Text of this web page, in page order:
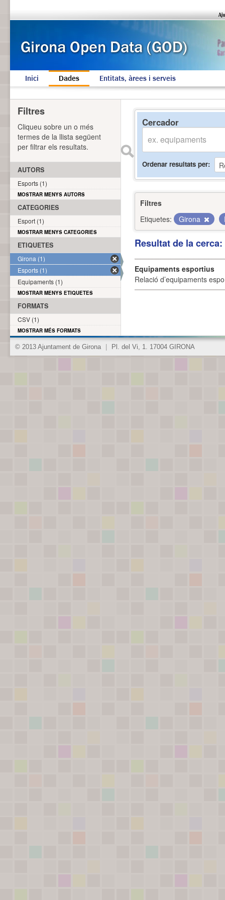
Inici Dades Entitats, àrees i serveis
Cercador
Ordenar resultats per
Filtres
Etiquetes:
Girona
Resultat de la
Equipaments esportius
Relació d’equipaments
Filtres
Cliqueu sobre un o més
termes de la llista següent
per filtrar els resultats.
AUTORS
Esports (1)
MOSTRAR MENYS AUTORS
CATEGORIES
Esport (1)
MOSTRAR MENYS CATEGORIES
ETIQUETES
Girona (1)
Esports (1)
Equipaments (1)
MOSTRAR MENYS ETIQUETES
FORMATS
CSV (1)
MOSTRAR MÉS FORMATS
© 2013 Ajuntament de Girona Pl. del Vi, 1. 17004 GIRONA